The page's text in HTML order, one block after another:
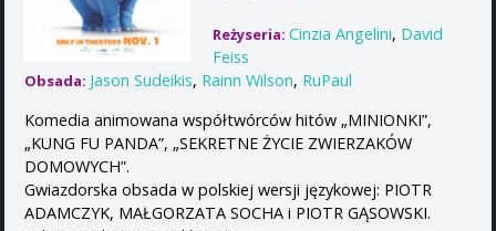
Reżyseria: Cinzia Angelini, David
Feiss
Obsada: Jason Sudeikis, Rainn Wilson, RuPaul
Komedia animowana współtwórców hitów „MINIONKI”,
„KUNG FU PANDA”, „SEKRETNE ŻYCIE ZWIERZAKÓW
DOMOWYCH”.
Gwiazdorska obsada w polskiej wersji językowej: PIOTR
ADAMCZYK, MAŁGORZATA SOCHA i PIOTR GĄSOWSKI.